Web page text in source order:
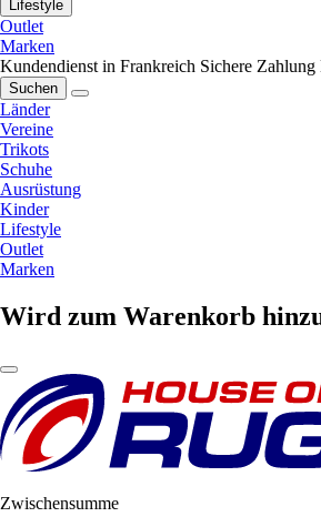
Lifestyle
Outlet
Marken
Kundendienst in Frankreich Sichere Zahlung
Suchen
Länder
Vereine
Trikots
Schuhe
Ausrüstung
Kinder
Lifestyle
Outlet
Marken
Wird zum Warenkorb
Zwischensumme